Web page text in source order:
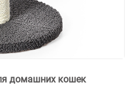
домашних кошек